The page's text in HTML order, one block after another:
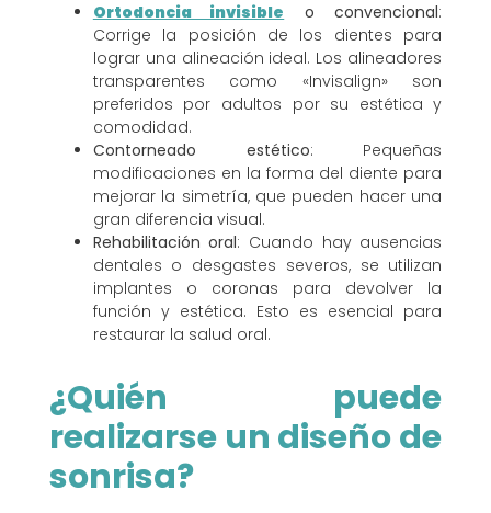
Ortodoncia invisible o convencional:
Corrige la posición de los dientes para
lograr una alineación ideal. Los alineadores
transparentes como «Invisalign» son
preferidos por adultos por su estética y
comodidad.
Contorneado estético: Pequeñas
modificaciones en la forma del diente para
mejorar la simetría, que pueden hacer una
gran diferencia visual.
Rehabilitación oral: Cuando hay ausencias
dentales o desgastes severos, se utilizan
implantes o coronas para devolver la
función y estética. Esto es esencial para
restaurar la salud oral.
¿Quién puede
realizarse un diseño de
sonrisa?